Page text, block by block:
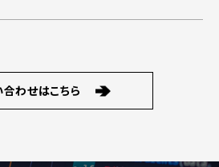
わせはこちら